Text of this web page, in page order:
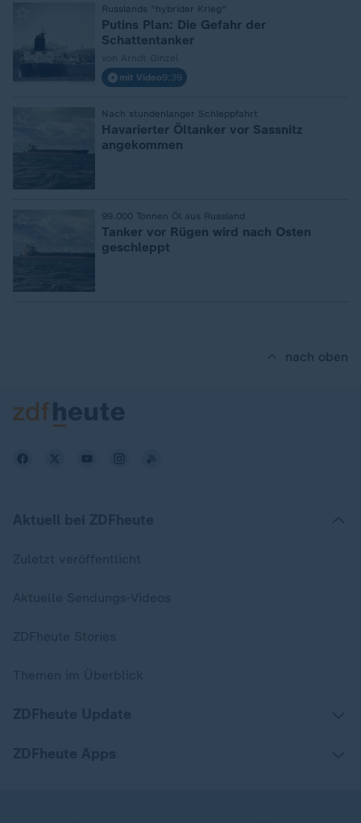
Russlands "hybrider Krieg"
Putins Plan: Die Gefahr der
Schattentanker
mit Video9:39
Nach stundenlanger Schleppfahrt
Havarierter Öltanker vor Sassnitz
angekommen
99.000 Tonnen Öl aus Russland
Tanker vor Rügen wird nach Osten
geschleppt
nach oben